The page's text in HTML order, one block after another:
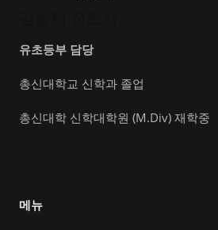
유초등부 담당
총신대학교 신학과 졸업
총신대학 신학대학원 (M.Div) 재학중
메뉴